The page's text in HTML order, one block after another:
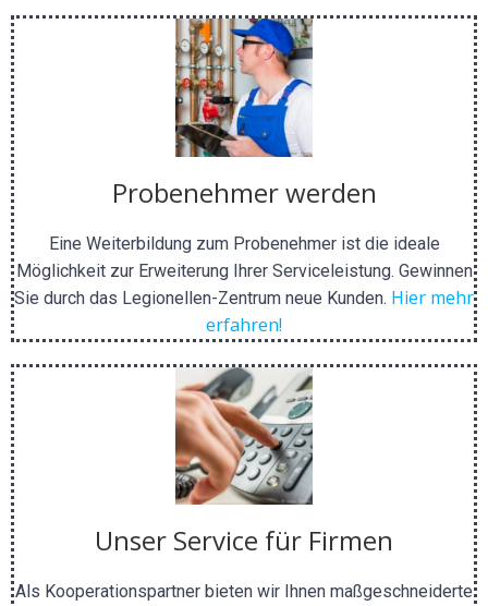
Probenehmer werden
Eine Weiterbildung zum Probenehmer ist die ideale
Möglichkeit zur Erweiterung Ihrer Serviceleistung. Gewinnen
Sie durch das Legionellen-Zentrum neue Kunden. Hier mehr
erfahren!
Unser Service für Firmen
Als Kooperationspartner bieten wir Ihnen maßgeschneiderte